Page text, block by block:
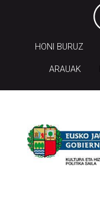
HONI BURUZ
ARAUAK